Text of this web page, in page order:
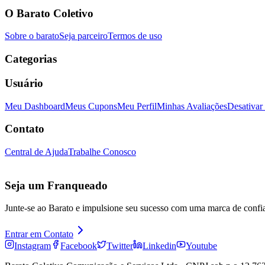
O Barato Coletivo
Sobre o baratoSeja parceiroTermos de uso
Categorias
Usuário
Meu DashboardMeus CuponsMeu PerfilMinhas AvaliaçõesDesativar
Contato
Central de AjudaTrabalhe Conosco
Seja um Franqueado
Junte-se ao Barato e impulsione seu sucesso com uma marca de
Entrar em Contato
Instagram
Facebook Twitter Linkedin
Youtube